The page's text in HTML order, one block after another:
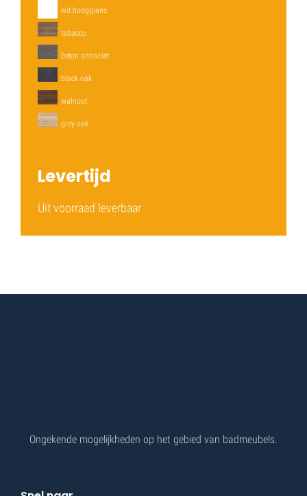
wit hoogglans
tabacco
beton antraciet
black oak
walnoot
grey oak
Levertijd
Uit voorraad leverbaar
Ongekende mogelijkheden op het gebied van badmeubels.